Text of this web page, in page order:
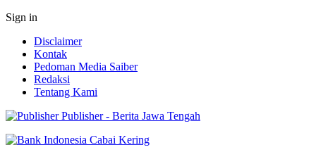
Sign in
Disclaimer
Kontak
Pedoman Media Saiber
Redaksi
Tentang Kami
Publisher - Berita Jawa Tengah